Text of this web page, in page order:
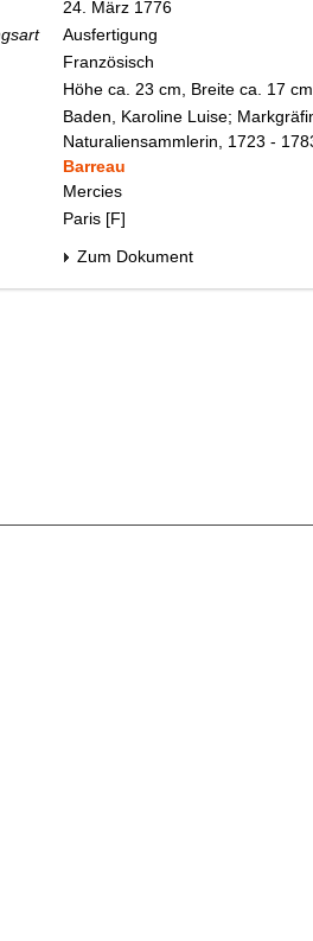
24. März 1776
Ausfertigung
Französisch
Höhe ca. 23 cm, Breite ca. 17
Baden, Karoline Luise;
Naturaliensammlerin, 1723 -
Barreau
Mercies
Paris [F]
Zum Dokument